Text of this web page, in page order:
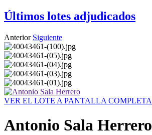
Últimos lotes adjudicados
Anterior Siguiente
VER EL LOTE A PANTALLA COMPLETA
Antonio Sala Herrero